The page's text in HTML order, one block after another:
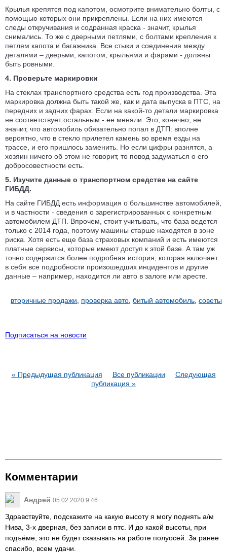
Крылья крепятся под капотом, осмотрите внимательно болты, с
помощью которых они прикреплены. Если на них имеются
следы откручивания и содранная краска - значит, крылья
снимались. То же с дверными петлями, с болтами крепления к
петлям капота и багажника. Все стыки и соединения между
деталями – дверьми, капотом, крыльями и фарами - должны
быть ровными.
4. Проверьте маркировки
На стеклах транспортного средства есть год производства. Эта
маркировка должна быть такой же, как и дата выпуска в ПТС, на
передних и задних фарах. Если на какой-то детали маркировка
не соответствует остальным - ее меняли. Это, конечно, не
значит, что автомобиль обязательно попал в ДТП: вполне
вероятно, что в стекло прилетел камень во время езды на
трассе, и его пришлось заменить. Но если цифры разнятся, а
хозяин ничего об этом не говорит, то повод задуматься о его
добросовестности есть.
5. Изучите данные о транспортном средстве на сайте
ГИБДД.
На сайте ГИБДД есть информация о большинстве автомобилей,
и в частности - сведения о зарегистрированных с конкретным
автомобилем ДТП. Впрочем, стоит учитывать, что база ведется
только с 2014 года, поэтому машины старше находятся в зоне
риска. Хотя есть еще база страховых компаний и есть имеются
платные сервисы, которые имеют доступ к этой базе. А там уж
точно содержится более подробная история, которая включает
в себя все подробности произошедших инцидентов и другие
данные – например, находится ли авто в залоге или аресте.
вторичные продажи, проверка авто, битый автомобиль, советы
Подписаться на новости
« Предыдущая публикация Все публикации
Следующая
публикация »
Комментарии
Андрей 05.02.2020 9:46
Здравствуйте, подскажите на какую высоту я могу поднять а/м
Нива, 3-х дверная, без записи в птс. И до какой высоты, при
подъёме, это не будет сказывать на работе полуосей. За ранее
спасибо, всем удачи.